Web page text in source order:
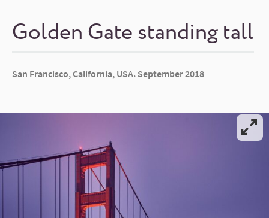
Golden Gate standing tall
San Francisco, California, USA. September 2018